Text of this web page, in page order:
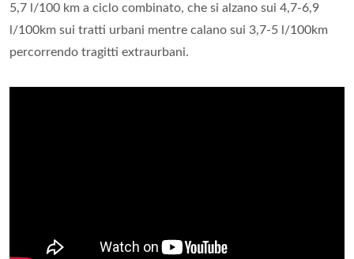
5,7 l/100 km a ciclo combinato, che si alzano sui 4,7-6,9
l/100km sui tratti urbani mentre calano sui 3,7-5 l/100km
percorrendo tragitti extraurbani.